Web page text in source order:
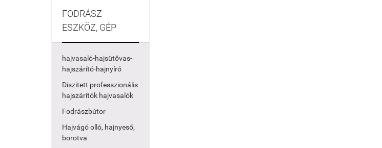
FODRÁSZ
ESZKÖZ, GÉP
hajvasaló-hajsütővas-
hajszárító-hajnyíró
Diszitett professzionális
hajszárítók hajvasalók
Fodrászbútor
Hajvágó olló, hajnyeső,
borotva